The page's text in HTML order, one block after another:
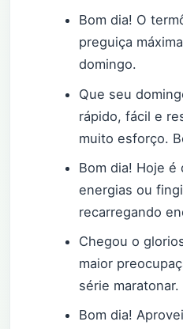
Bom dia! O
preguiça
domingo.
Que seu
rápido, fácil e
muito esforço.
Bom dia! Hoje é
energias ou
recarregando
Chegou o
maior
série maratonar.
Bom dia!